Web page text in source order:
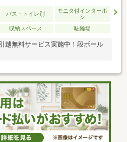
バス・トイレ別
モニタ付インターホ
ン
収納スペース 駐輪場
越無料サービス実施中！段ボール